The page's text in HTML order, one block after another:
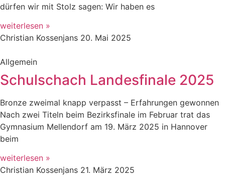
dürfen wir mit Stolz sagen: Wir haben es
weiterlesen »
Christian Kossenjans 20. Mai 2025
Allgemein
Schulschach Landesfinale 2025
Bronze zweimal knapp verpasst – Erfahrungen gewonnen
Nach zwei Titeln beim Bezirksfinale im Februar trat das
Gymnasium Mellendorf am 19. März 2025 in Hannover
beim
weiterlesen »
Christian Kossenjans 21. März 2025